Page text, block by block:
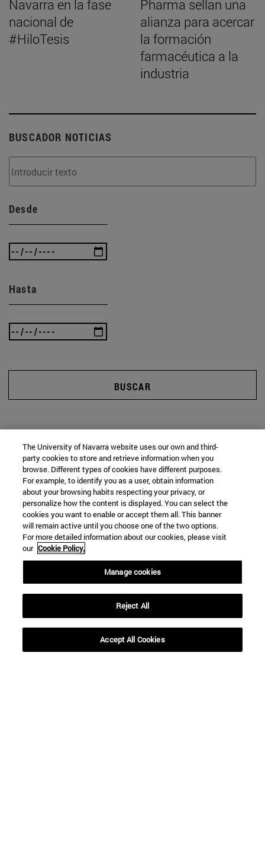
Navarra en la fase
nacional de
#HiloTesis
Pharma sellan una
alianza para acercar
la formación
farmacéutica a la
industria
BUSCADOR NOTICIAS
Desde
Hasta
BUSCAR
The University of Navarra website uses our own and third-
party cookies to store and retrieve information when you
browse. Different types of cookies have different purposes.
For example, to identify you as a user, obtain information
about your browsing habits respecting your privacy, or
personalize how the content is displayed. You can select the
cookies you want to enable or accept them all. This banner
will remain active until you choose one of the two options.
For more detailed information about our cookies, please visit
our Cookie Policy.
Manage cookies
Reject All
Accept All Cookies